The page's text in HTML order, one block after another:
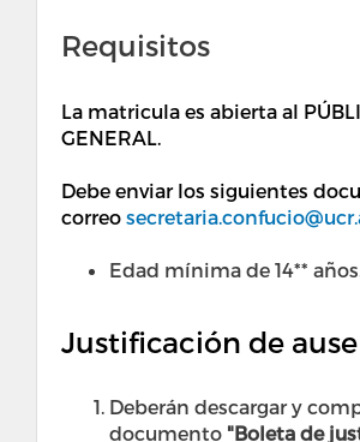
Requisitos
La matricula es abierta al
GENERAL.
Debe enviar los siguientes
correo
Edad mínima de 14**
Justificación de
Deberán descargar y
documento "Boleta de